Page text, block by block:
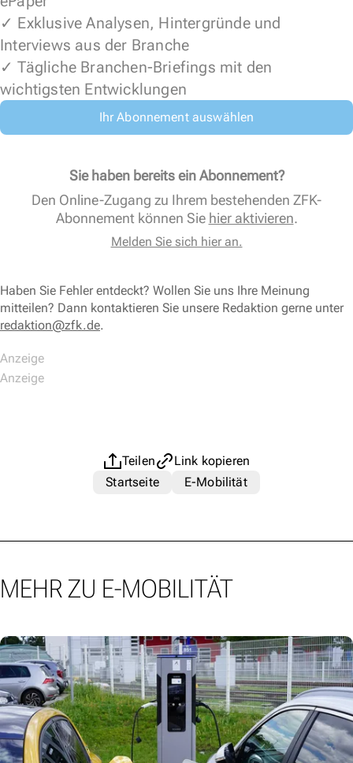
✓ Exklusive Analysen, Hintergründe und
Interviews aus der Branche
✓ Tägliche Branchen-Briefings mit den
wichtigsten Entwicklungen
Ihr Abonnement auswählen
Sie haben bereits ein Abonnement?
Den Online-Zugang zu Ihrem bestehenden ZFK-
Abonnement können Sie hier aktivieren.
Melden Sie sich hier an.
Haben Sie Fehler entdeckt? Wollen Sie uns Ihre Meinung
mitteilen? Dann kontaktieren Sie unsere Redaktion gerne unter
redaktion@zfk.de.
Teilen
Link kopieren
Startseite
E-Mobilität
MEHR ZU E-MOBILITÄT